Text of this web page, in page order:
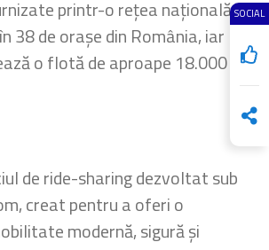
SOCIAL
printr-o rețea națională
38 de orașe din România, iar
o flotă de aproape 18.000 de
de ride-sharing dezvoltat sub
creat pentru a oferi o
modernă, sigură și